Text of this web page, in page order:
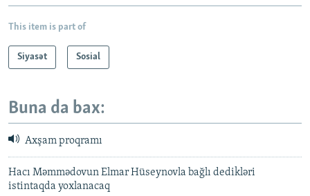
This item is part of
Siyasət Sosial
Buna da bax:
Axşam proqramı
Hacı Məmmədovun Elmar Hüseynovla bağlı dedikləri
istintaqda yoxlanacaq